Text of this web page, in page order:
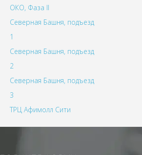
ОКО, Фаза II
Северная Башня, подъезд
1
Северная Башня, подъезд
2
Северная Башня, подъезд
3
ТРЦ Афимолл Сити